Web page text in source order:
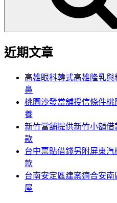
近期文章
高雄眼科韓式高雄隆乳
鼻
桃園沙發當舖授信條件
養
新竹當舖提供新竹小額
款
台中票貼借錢另附屏東
款
台南安定區建案適合安
屋